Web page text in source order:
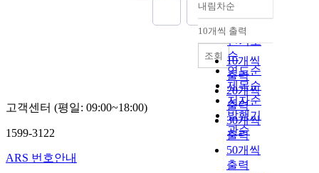
정확도
순
인기도
순
연도순
제목순
저자순
발행기
관순
내림차순
내림차순
10개씩 출력
10개씩
출력
20개씩
출력
30개씩
출력
50개씩
출력
조회
고객센터 (평일: 09:00~18:00)
1599-3122
ARS 번호안내